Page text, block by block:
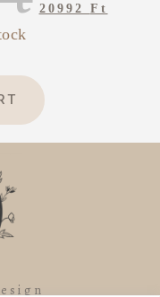
20992 Ft